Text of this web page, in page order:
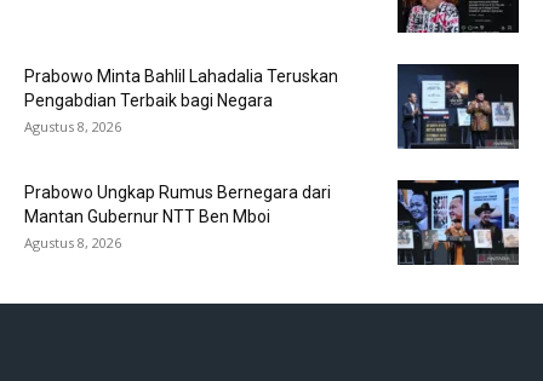
Prabowo Minta Bahlil Lahadalia Teruskan
Pengabdian Terbaik bagi Negara
Agustus 8, 2026
Prabowo Ungkap Rumus Bernegara dari
Mantan Gubernur NTT Ben Mboi
Agustus 8, 2026